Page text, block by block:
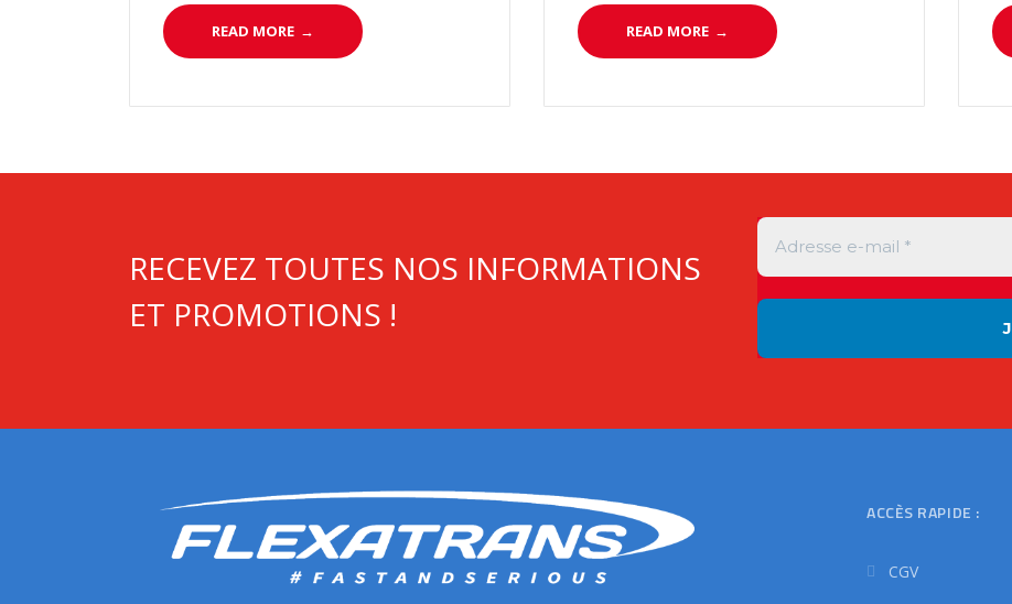
READ MORE →
vos transports exceptionnels en France
READ MORE →
RECEVEZ TOUTES NOS INFORMATIONS
ET PROMOTIONS !
ACCÈS RAPIDE :
CGV